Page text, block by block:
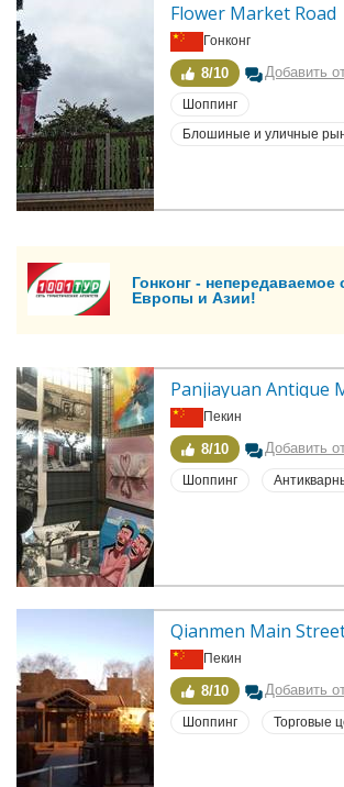
Flower Market Road
Гонконг
8/10 Добавить
Шоппинг
Блошиные и уличные
Гонконг - непередаваемое
Европы и Азии!
Panjiayuan Antique
Пекин
8/10 Добавить
Шоппинг
Qianmen Main
Пекин
8/10 Добавить
Шоппинг Торговые